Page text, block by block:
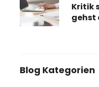
Kritik
gehst
Blog Kategorien